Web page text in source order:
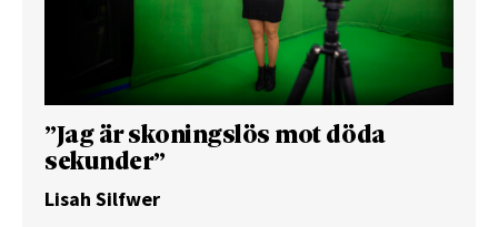
”Jag är skoningslös mot döda
sekunder”
Lisah Silfwer